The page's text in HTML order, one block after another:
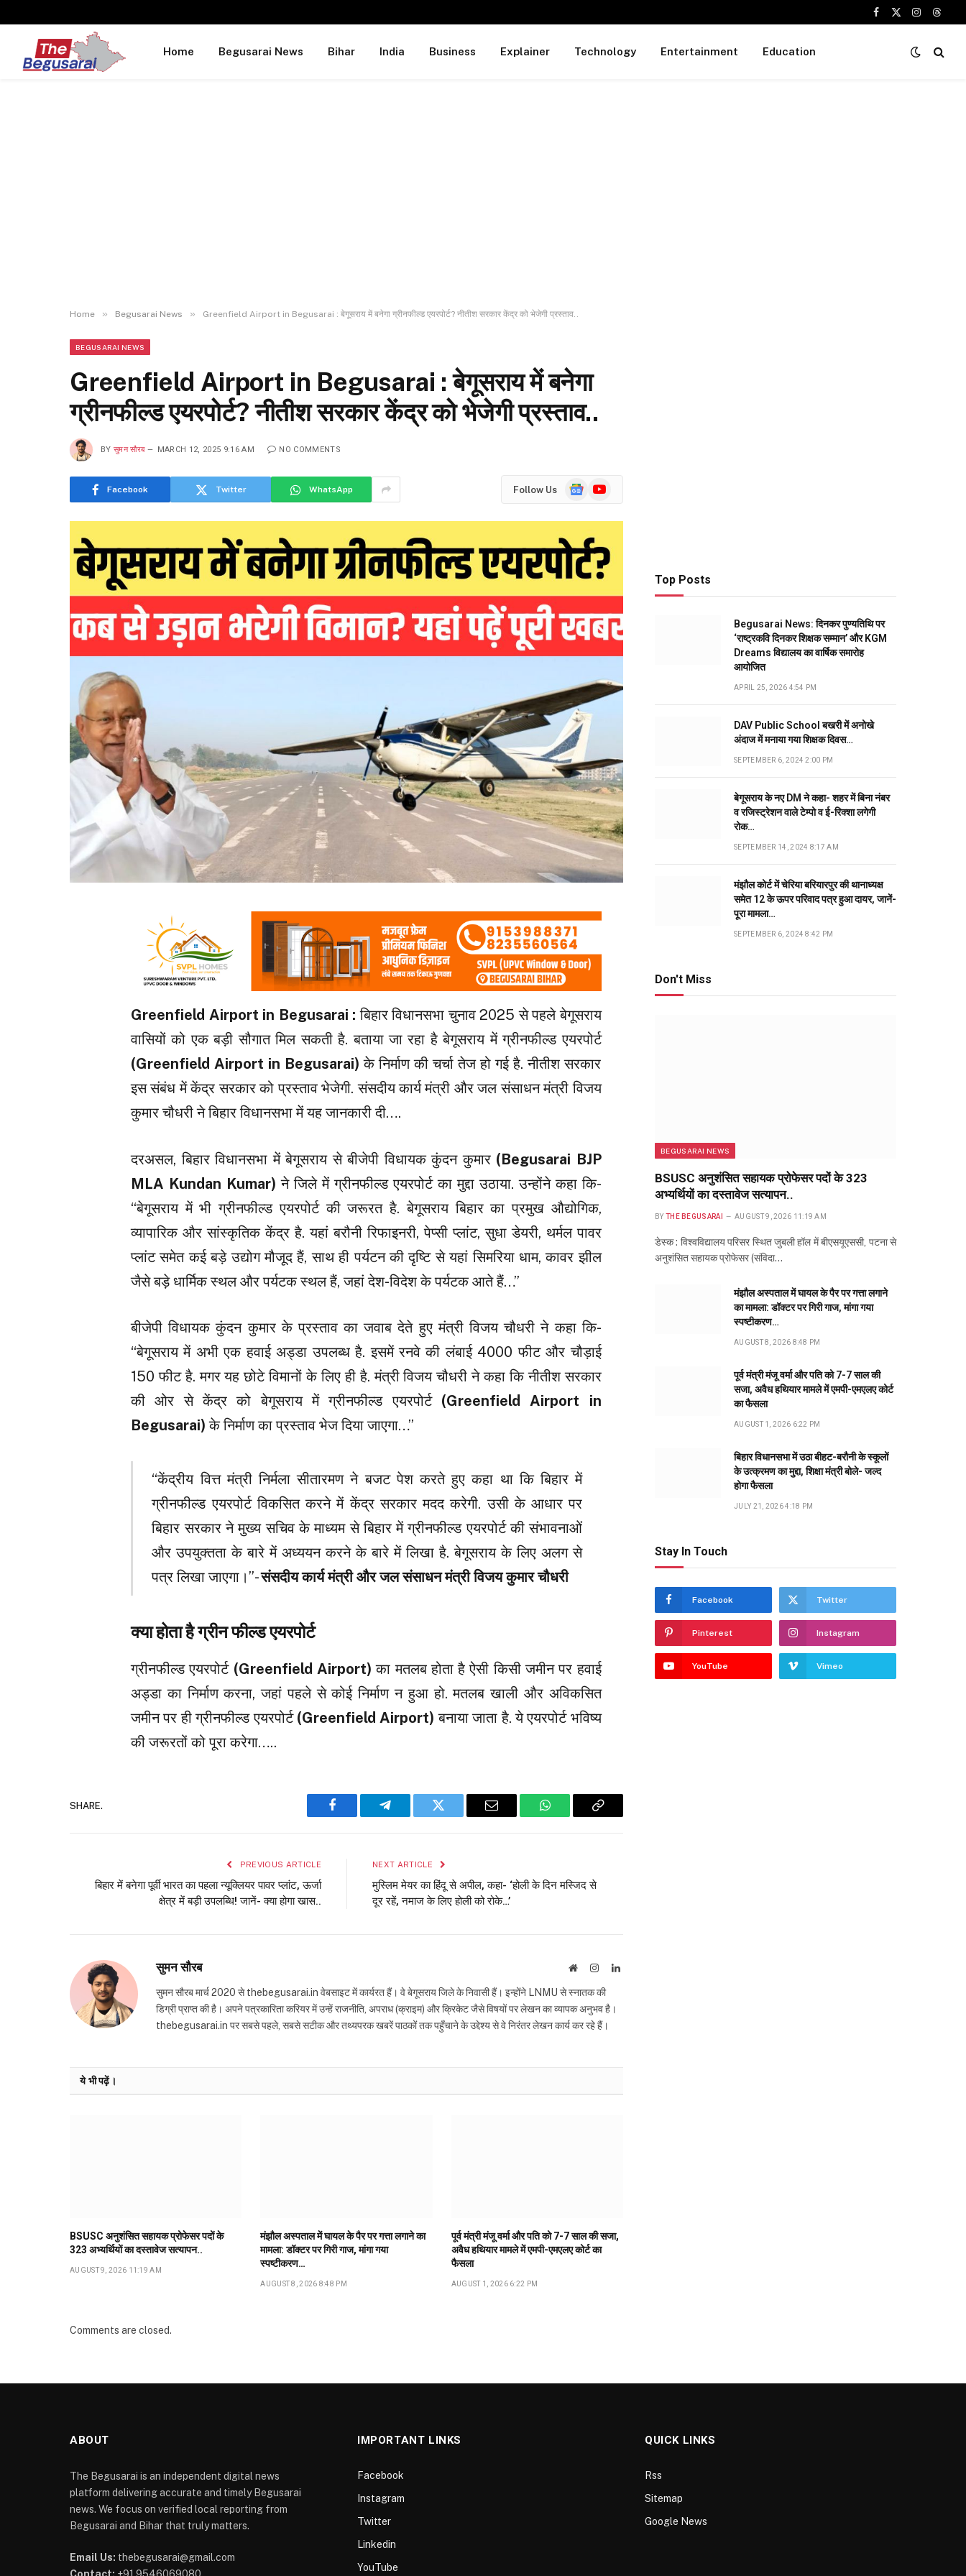
Facebook
X
Instagram
Home Begusarai News Bihar India Business Explainer Technology Entertainment Education
Home » Begusarai News » Greenfield Airport in Begusarai : बेगूसराय में बनेगा ग्रीनफील्ड एयरपोर्ट? नीतीश सरकार केंद्र को भेजेगी प्रस्ताव..
BEGUSARAI NEWS
Greenfield Airport in Begusarai : बेगूसराय में बनेगा
ग्रीनफील्ड एयरपोर्ट? नीतीश सरकार केंद्र को भेजेगी प्रस्ताव..
BY सुमन सौरब MARCH 12, 2025 9:16 AM NO COMMENTS
Facebook Twitter WhatsApp Follow Us
GoogleYouTube
Greenfield Airport in Begusarai :बिहार विधानसभा चुनाव 2025 से पहले बेगूसराय
वासियों को एक बड़ी सौगात मिल सकती है. बताया जा रहा है बेगूसराय में ग्रीनफील्ड एयरपोर्ट
(Greenfield Airport in Begusarai) के निर्माण की चर्चा तेज हो गई है. नीतीश सरकार
इस संबंध में केंद्र सरकार को प्रस्ताव भेजेगी. संसदीय कार्य मंत्री और जल संसाधन मंत्री विजय
कुमार चौधरी ने बिहार विधानसभा में यह जानकारी दी….
दरअसल, बिहार विधानसभा में बेगूसराय से बीजेपी विधायक कुंदन कुमार (Begusarai BJP
MLA Kundan Kumar)ने जिले में ग्रीनफील्ड एयरपोर्ट का मुद्दा उठाया. उन्होंने कहा कि-
“बेगूसराय में भी ग्रीनफील्ड एयरपोर्ट की जरूरत है. बेगूसराय बिहार का प्रमुख औद्योगिक,
व्यापारिक और सांस्कृतिक केंद्र है. यहां बरौनी रिफाइनरी, पेप्सी प्लांट, सुधा डेयरी, थर्मल पावर
प्लांट समेत कई बड़े उद्योग मौजूद हैं, साथ ही पर्यटन की दृष्टि से यहां सिमरिया धाम, कावर झील
जैसे बड़े धार्मिक स्थल और पर्यटक स्थल हैं, जहां देश-विदेश के पर्यटक आते हैं…”
बीजेपी विधायक कुंदन कुमार के प्रस्ताव का जवाब देते हुए मंत्री विजय चौधरी ने कहा कि-
“बेगूसराय में अभी एक हवाई अड्डा उपलब्ध है. इसमें रनवे की लंबाई 4000 फीट और चौड़ाई
150 फीट है. मगर यह छोटे विमानों के लिए ही है. मंत्री विजय चौधरी ने कहा कि नीतीश सरकार
की ओर से केंद्र को बेगूसराय में ग्रीनफील्ड एयरपोर्ट (Greenfield Airport in
Begusarai) के निर्माण का प्रस्ताव भेज दिया जाएगा…”
“केंद्रीय वित्त मंत्री निर्मला सीतारमण ने बजट पेश करते हुए कहा था कि बिहार में
ग्रीनफील्ड एयरपोर्ट विकसित करने में केंद्र सरकार मदद करेगी. उसी के आधार पर
बिहार सरकार ने मुख्य सचिव के माध्यम से बिहार में ग्रीनफील्ड एयरपोर्ट की संभावनाओं
और उपयुक्तता के बारे में अध्ययन करने के बारे में लिखा है. बेगूसराय के लिए अलग से
पत्र लिखा जाएगा।”-संसदीय कार्य मंत्री और जल संसाधन मंत्री विजय कुमार चौधरी
क्या होता है ग्रीन फील्ड एयरपोर्ट
ग्रीनफील्ड एयरपोर्ट (Greenfield Airport)का मतलब होता है ऐसी किसी जमीन पर हवाई
अड्डा का निर्माण करना, जहां पहले से कोई निर्माण न हुआ हो. मतलब खाली और अविकसित
जमीन पर ही ग्रीनफील्ड एयरपोर्ट (Greenfield Airport) बनाया जाता है. ये एयरपोर्ट भविष्य
की जरूरतों को पूरा करेगा…..
SHARE.
Facebook Telegram Twitter Email WhatsAppCopy
PREVIOUS ARTICLE
बिहार में बनेगा पूर्वी भारत का पहला न्यूक्लियर पावर प्लांट, ऊर्जा
क्षेत्र में बड़ी उपलब्धि! जानें- क्या होगा खास..
NEXT ARTICLE
मुस्लिम मेयर का हिंदू से अपील, कहा- ‘होली के दिन मस्जिद से
दूर रहें, नमाज के लिए होली को रोके…’
सुमन सौरब WebsiteInstagramLinkedIn
सुमन सौरब मार्च 2020 से thebegusarai.in वेबसाइट में कार्यरत हैं। वे बेगूसराय जिले के निवासी हैं। इन्होंने LNMU से स्नातक की
डिग्री प्राप्त की है। अपने पत्रकारिता करियर में उन्हें राजनीति, अपराध (क्राइम) और क्रिकेट जैसे विषयों पर लेखन का व्यापक अनुभव है।
thebegusarai.in पर सबसे पहले, सबसे सटीक और तथ्यपरक खबरें पाठकों तक पहुँचाने के उद्देश्य से वे निरंतर लेखन कार्य कर रहे हैं।
ये भी पढ़ें।
BSUSC अनुशंसित सहायक प्रोफेसर पदों के
323 अभ्यर्थियों का दस्तावेज सत्यापन..
AUGUST 9, 2026 11:19 AM
मंझौल अस्पताल में घायल के पैर पर गत्ता लगाने का
मामला: डॉक्टर पर गिरी गाज, मांगा गया
स्पष्टीकरण…
AUGUST 8, 2026 8:48 PM
पूर्व मंत्री मंजू वर्मा और पति को 7-7 साल की सजा,
अवैध हथियार मामले में एमपी-एमएलए कोर्ट का
फैसला
AUGUST 1, 2026 6:22 PM
Comments are closed.
Top Posts
Begusarai News: दिनकर पुण्यतिथि पर
‘राष्ट्रकवि दिनकर शिक्षक सम्मान’ और KGM
Dreams विद्यालय का वार्षिक समारोह
आयोजित
APRIL 25, 2026 4:54 PM
DAV Public School बखरी में अनोखे
अंदाज में मनाया गया शिक्षक दिवस…
SEPTEMBER 6, 2024 2:00 PM
बेगूसराय के नए DM ने कहा- शहर में बिना नंबर
व रजिस्ट्रेशन वाले टेम्पो व ई-रिक्शा लगेगी
रोक…
SEPTEMBER 14, 2024 8:17 AM
मंझौल कोर्ट में चेरिया बरियारपुर की थानाध्यक्ष
समेत 12 के ऊपर परिवाद पत्र हुआ दायर, जानें-
पूरा मामला…
SEPTEMBER 6, 2024 8:42 PM
Don't Miss
BEGUSARAI NEWS
BSUSC अनुशंसित सहायक प्रोफेसर पदों के 323
अभ्यर्थियों का दस्तावेज सत्यापन..
BY THE BEGUSARAI AUGUST 9, 2026 11:19 AM
डेस्क : विश्वविद्यालय परिसर स्थित जुबली हॉल में बीएसयूएससी, पटना से
अनुशंसित सहायक प्रोफेसर (संविदा…
मंझौल अस्पताल में घायल के पैर पर गत्ता लगाने
का मामला: डॉक्टर पर गिरी गाज, मांगा गया
स्पष्टीकरण…
AUGUST 8, 2026 8:48 PM
पूर्व मंत्री मंजू वर्मा और पति को 7-7 साल की
सजा, अवैध हथियार मामले में एमपी-एमएलए कोर्ट
का फैसला
AUGUST 1, 2026 6:22 PM
बिहार विधानसभा में उठा बीहट-बरौनी के स्कूलों
के उत्क्रमण का मुद्दा, शिक्षा मंत्री बोले- जल्द
होगा फैसला
JULY 21, 2026 4:18 PM
Stay In Touch
Facebook Twitter
Pinterest Instagram
YouTube Vimeo
ABOUT
The Begusarai is an independent digital news
platform delivering accurate and timely Begusarai
news. We focus on verified local reporting from
Begusarai and Bihar that truly matters.
Email Us: thebegusarai@gmail.com
Contact: +91 9546069080
IMPORTANT LINKS
Facebook
Instagram
Twitter
Linkedin
YouTube
QUICK LINKS
Rss
Sitemap
Google News